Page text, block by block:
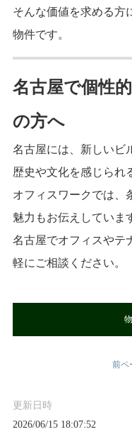
更新日時
2026/06/15 18:07:52
そんな価値を求める方
物件です。
名古屋で個性
の方へ
名古屋には、新しいビ
歴史や文化を感じられ
オフィスワークでは、
魅力もお伝えしていま
名古屋でオフィスやテ
軽にご相談ください。
前ペ